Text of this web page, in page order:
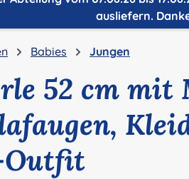
ausliefern.
Babies Jungen
52 cm mit
Outfit